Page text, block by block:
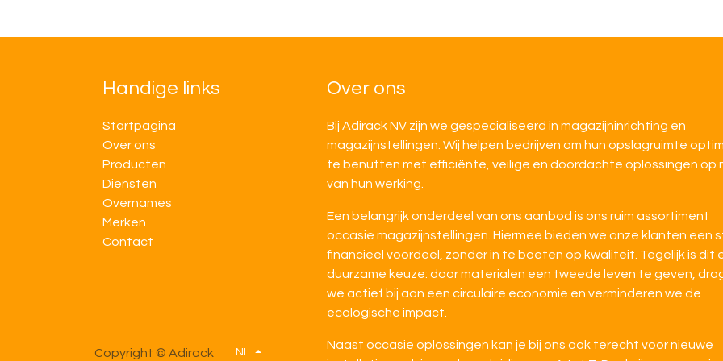
Handige links
Startpagina
Over ons
Producten
Diensten
Overnames
M​​erken
Contact
Over ons
Bij Adirack NV zijn we gespecialiseerd in magazijninrichting en
magazijnstellingen. Wij helpen bedrijven om hun opslagruimte
te benutten met efficiënte, veilige en doordachte oplossingen op
van hun werking.
Een belangrijk onderdeel van ons aanbod is ons ruim assortiment
occasie magazijnstellingen. Hiermee bieden we onze klanten een
financieel voordeel, zonder in te boeten op kwaliteit. Tegelijk is dit
duurzame keuze: door materialen een tweede leven te geven,
we actief bij aan een circulaire economie en verminderen we de
ecologische impact.
Naast occasie oplossingen kan je bij ons ook terecht voor nieuwe
Copyright © Adirack NL